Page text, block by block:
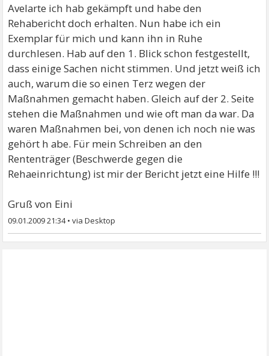
Avelarte ich hab gekämpft und habe den
Rehabericht doch erhalten. Nun habe ich ein
Exemplar für mich und kann ihn in Ruhe
durchlesen. Hab auf den 1. Blick schon festgestellt,
dass einige Sachen nicht stimmen. Und jetzt weiß ich
auch, warum die so einen Terz wegen der
Maßnahmen gemacht haben. Gleich auf der 2. Seite
stehen die Maßnahmen und wie oft man da war. Da
waren Maßnahmen bei, von denen ich noch nie was
gehört h abe. Für mein Schreiben an den
Rententräger (Beschwerde gegen die
Rehaeinrichtung) ist mir der Bericht jetzt eine Hilfe !!!
Gruß von Eini
09.01.2009 21:34•